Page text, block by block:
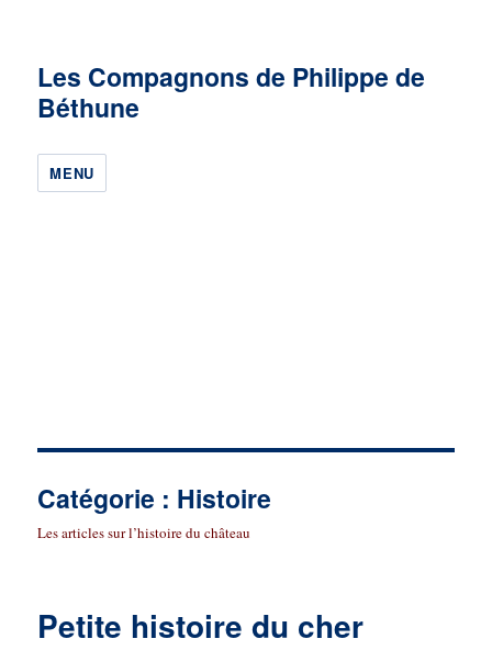
Les Compagnons de Philippe de
Béthune
MENU
Catégorie : Histoire
Les articles sur l’histoire du château
Petite histoire du cher